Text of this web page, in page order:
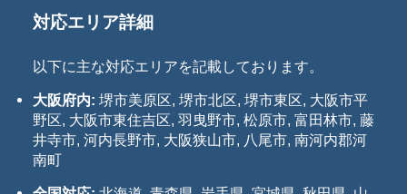
対応エリア詳細
以下に主な対応エリアを記載しております。
大阪府内: 堺市美原区, 堺市北区, 堺市東区, 大阪市平
野区, 大阪市東住吉区, 羽曳野市, 松原市, 富田林市, 藤
井寺市, 河内長野市, 大阪狭山市, 八尾市, 南河内郡河
南町